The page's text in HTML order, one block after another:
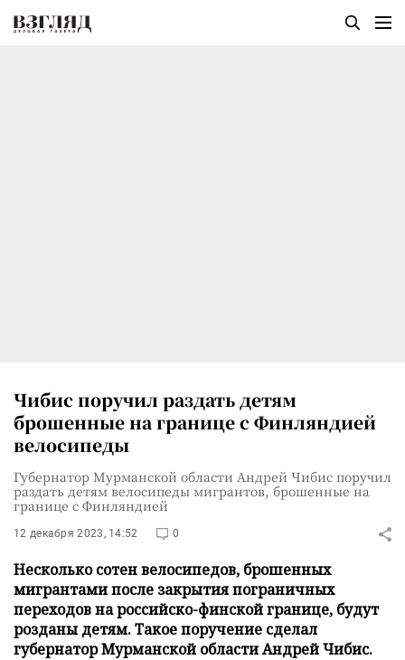
Чибис поручил раздать детям
брошенные на границе с Финляндией
велосипеды
Губернатор Мурманской области Андрей Чибис поручил
раздать детям велосипеды мигрантов, брошенные на
границе с Финляндией
12 декабря 2023, 14:52 0
Несколько сотен велосипедов, брошенных
мигрантами после закрытия пограничных
переходов на российско-финской границе, будут
розданы детям. Такое поручение сделал
губернатор Мурманской области Андрей Чибис.